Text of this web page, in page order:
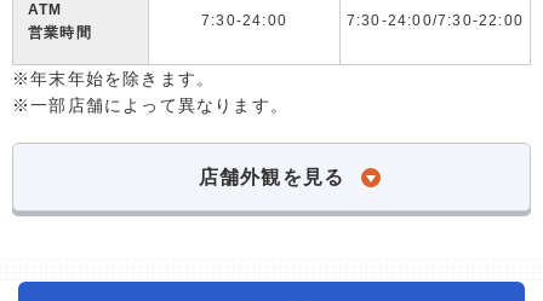
ATM
営業時間
7:30-24:00 7:30-24:00/7:30-22:00
※年末年始を除きます。
※一部店舗によって異なります。
店舗外観を見る